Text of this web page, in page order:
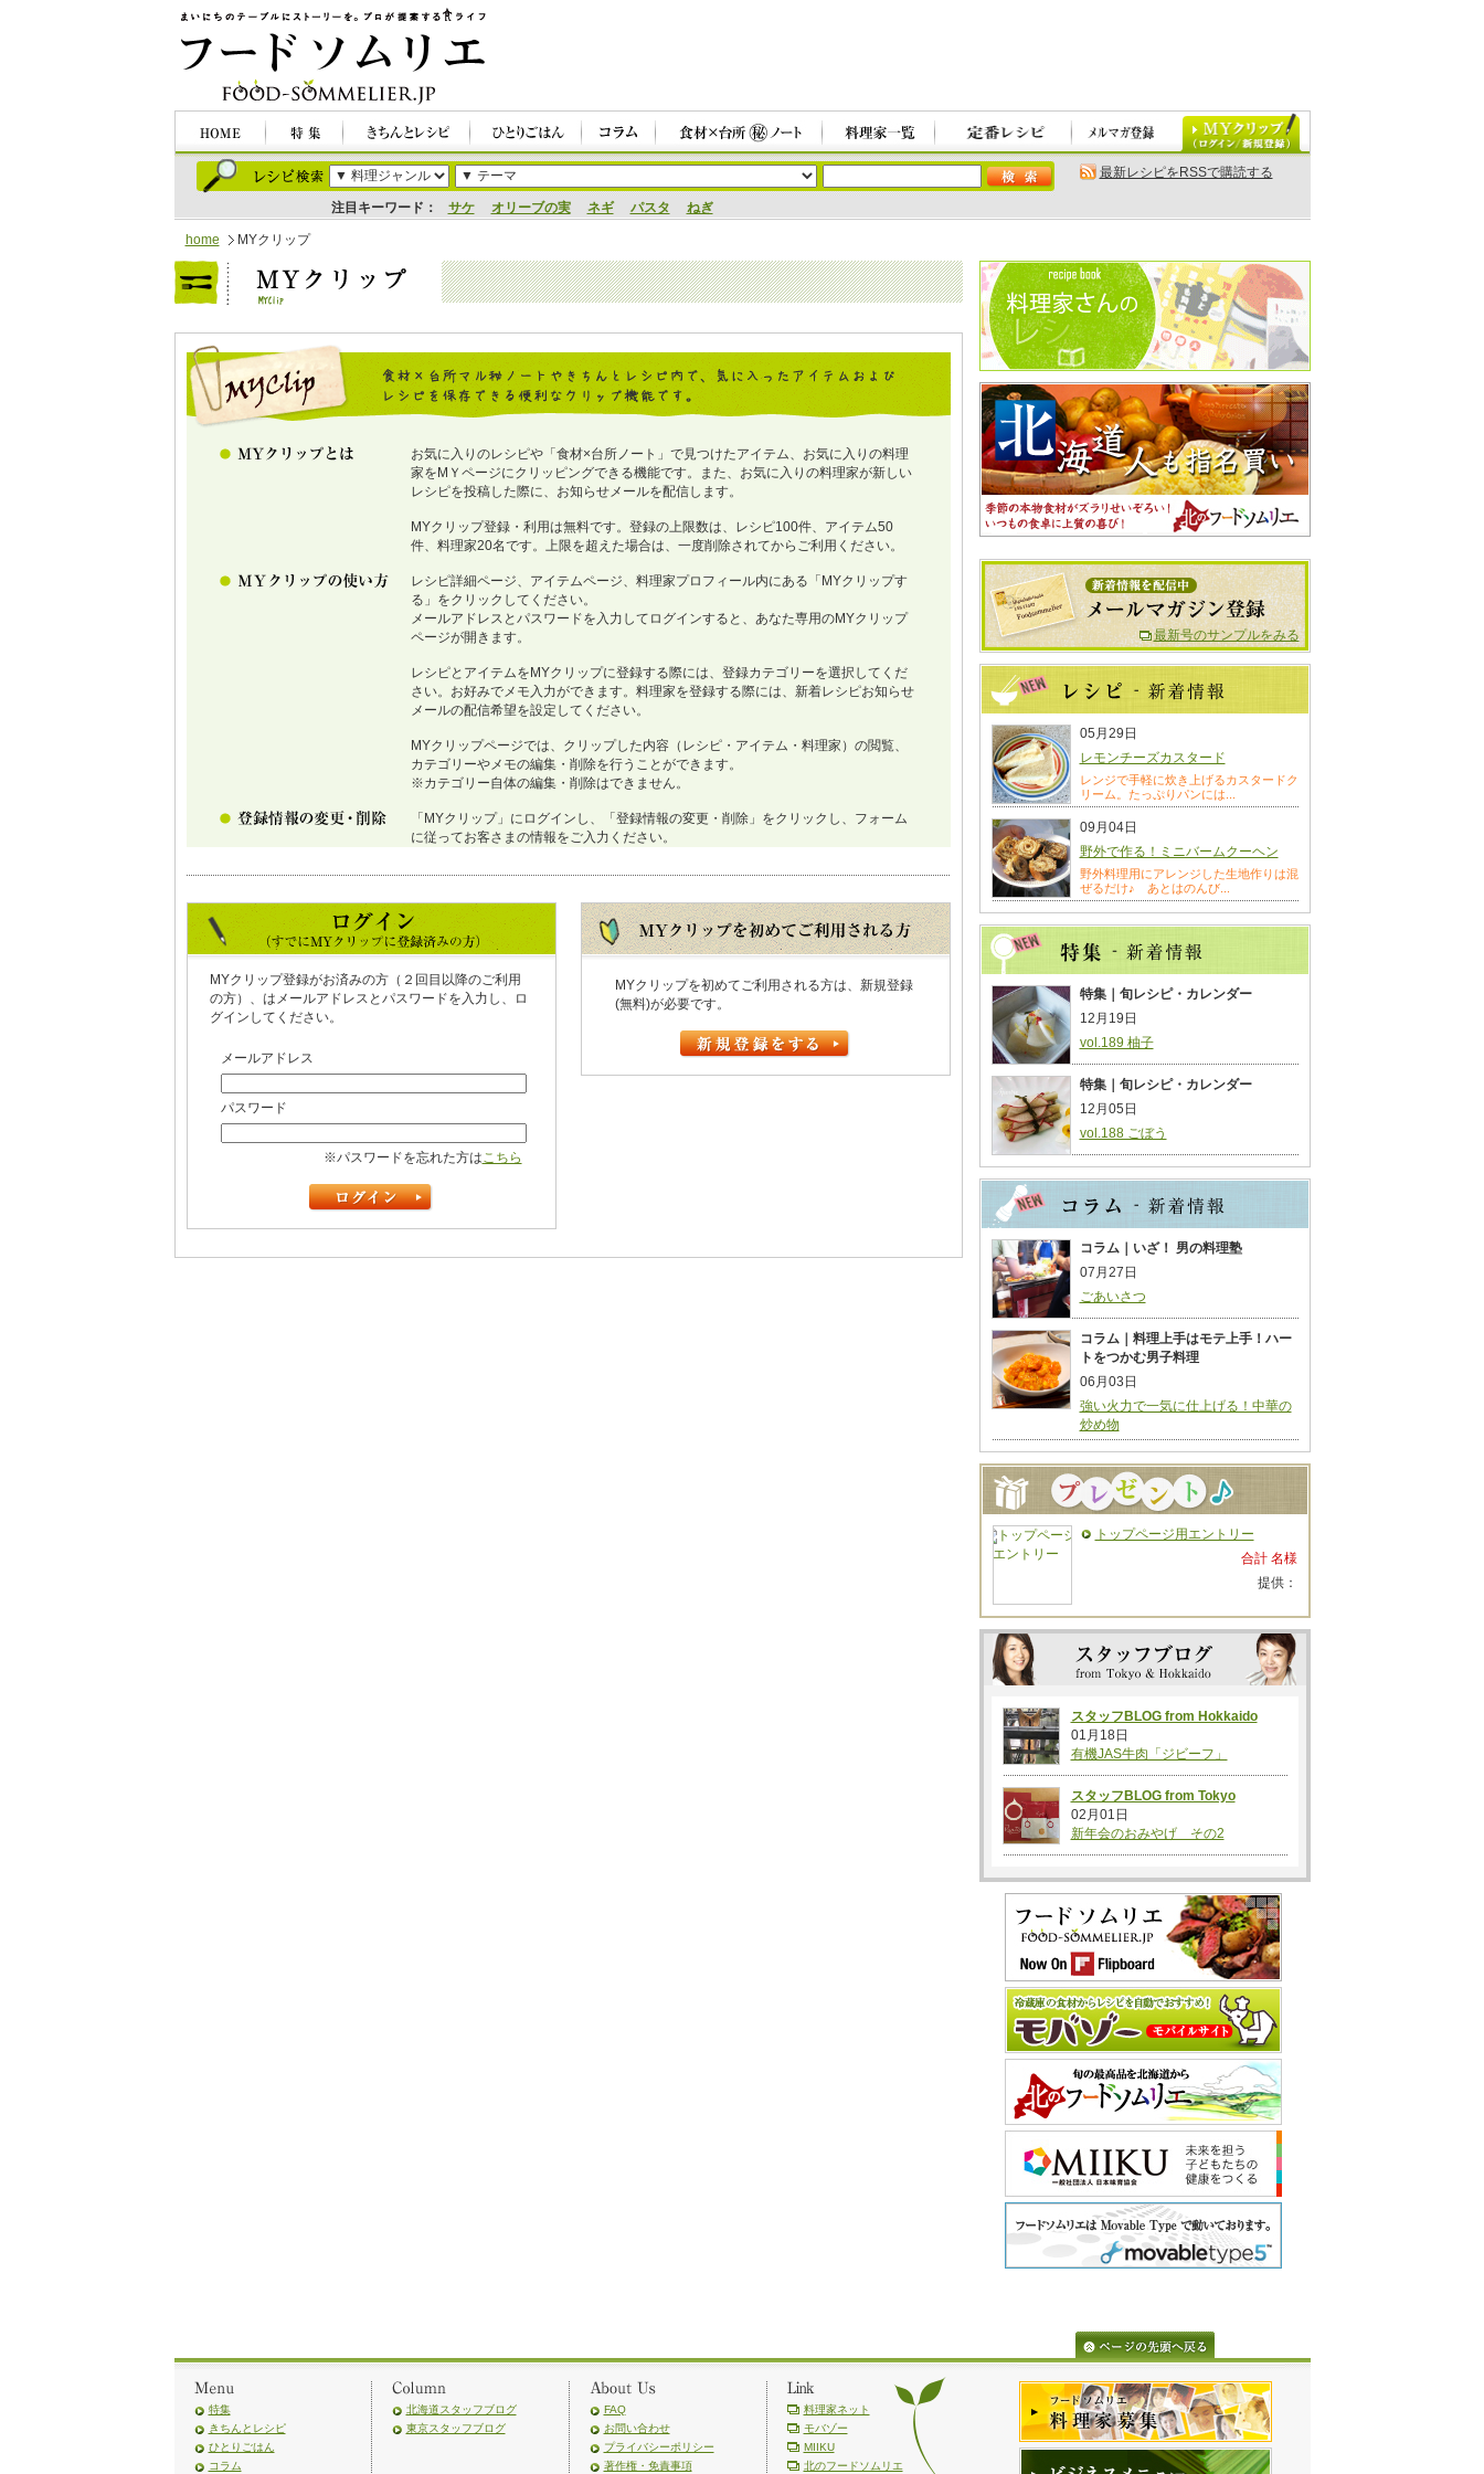
注目キーワード： サケ オリーブの実 ネギ パスタ ねぎ
最新レシピをRSSで購読する
home MYクリップ
お気に入りのレシピや「食材×台所ノート」で見つけたアイテム、お気に入りの料理
家をMＹページにクリッピングできる機能です。また、お気に入りの料理家が新しい
レシピを投稿した際に、お知らせメールを配信します。
MYクリップ登録・利用は無料です。登録の上限数は、レシピ100件、アイテム50
件、料理家20名です。上限を超えた場合は、一度削除されてからご利用ください。
レシピ詳細ページ、アイテムページ、料理家プロフィール内にある「MYクリップす
る」をクリックしてください。
メールアドレスとパスワードを入力してログインすると、あなた専用のMYクリップ
ページが開きます。
レシピとアイテムをMYクリップに登録する際には、登録カテゴリーを選択してくだ
さい。お好みでメモ入力ができます。料理家を登録する際には、新着レシピお知らせ
メールの配信希望を設定してください。
MYクリップページでは、クリップした内容（レシピ・アイテム・料理家）の閲覧、
カテゴリーやメモの編集・削除を行うことができます。
※カテゴリー自体の編集・削除はできません。
「MYクリップ」にログインし、「登録情報の変更・削除」をクリックし、フォーム
に従ってお客さまの情報をご入力ください。
MYクリップ登録がお済みの方（２回目以降のご利用
の方）、はメールアドレスとパスワードを入力し、ロ
グインしてください。
メールアドレス
パスワード
※パスワードを忘れた方はこちら
MYクリップを初めてご利用される方は、新規登録
(無料)が必要です。
最新号のサンプルをみる
05月29日
レモンチーズカスタード
レンジで手軽に炊き上げるカスタードク
リーム。たっぷりパンには...
09月04日
野外で作る！ミニバームクーヘン
野外料理用にアレンジした生地作りは混
ぜるだけ♪ あとはのんび...
特集｜旬レシピ・カレンダー
12月19日
vol.189 柚子
特集｜旬レシピ・カレンダー
12月05日
vol.188 ごぼう
コラム｜いざ！ 男の料理塾
07月27日
ごあいさつ
コラム｜料理上手はモテ上手！ハー
トをつかむ男子料理
06月03日
強い火力で一気に仕上げる！中華の
炒め物
トップページ用エントリー
合計 名様
提供：
スタッフBLOG from Hokkaido
01月18日
有機JAS牛肉「ジビーフ」
スタッフBLOG from Tokyo
02月01日
新年会のおみやげ その2
特集
きちんとレシピ
ひとりごはん
コラム
北海道スタッフブログ
東京スタッフブログ
FAQ
お問い合わせ
プライバシーポリシー
著作権・免責事項
料理家ネット
モバゾー
MIIKU
北のフードソムリエ